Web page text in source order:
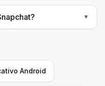
▼
Android